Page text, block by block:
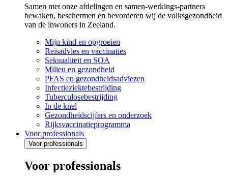
Samen met onze afdelingen en samen-werkings-partners
bewaken, beschermen en bevorderen wij de volksgezondheid
van de inwoners in Zeeland.
Mijn kind en opgroeien
Reisadvies en vaccinaties
Seksualiteit en SOA
Milieu en gezondheid
PFAS en gezondheidsadviezen
Infectieziektebestrijding
Tuberculosebestrijding
In de knel
Gezondheidscijfers en onderzoek
Rijksvaccinatieprogramma
Voor professionals
Voor professionals
Voor professionals